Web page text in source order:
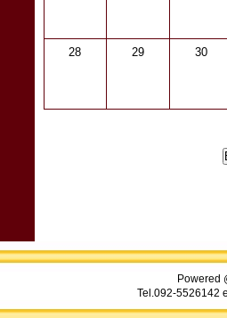
28 29 30
Powered
Tel.092-5526142